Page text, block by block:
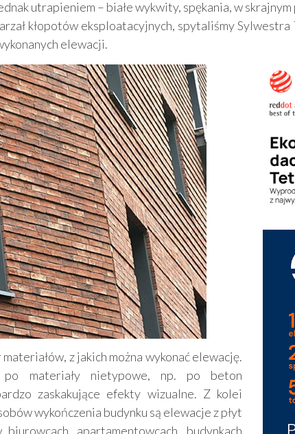
utrapieniem – białe wykwity, spękania, w
kłopotów eksploatacyjnych, spytaliśmy
elewacji.
z jakich można wykonać elewację.
po materiały nietypowe, np. po beton
zaskakujące efekty wizualne. Z kolei
wykończenia budynku są elewacje z płyt
apartamentowcach, budynkach